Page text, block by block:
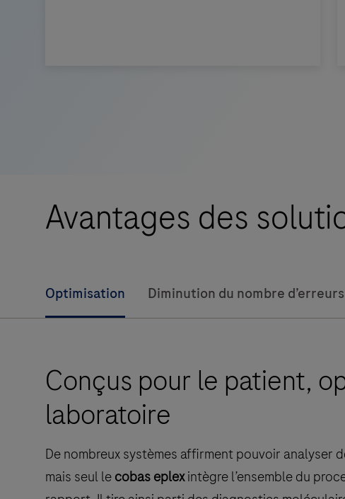
multiplex
rapides
automatisation
de
résultat,
une
intégration
et
une
de
Avantages des
Optimisation Diminution du nombre d’erreurs
Conçus pour le patient,
laboratoire
De nombreux systèmes affirment pouvoir analyser
mais seul lecobas eplexintègre l’ensemble du